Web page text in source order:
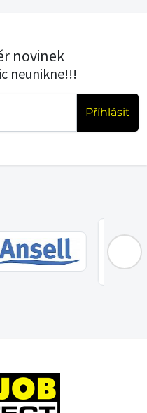
novinek
neunikne!!!
Příhlásit